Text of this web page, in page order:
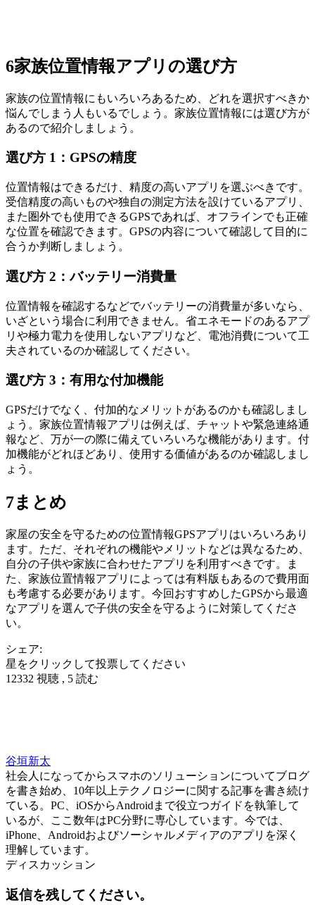
6家族位置情報アプリの選び方
家族の位置情報にもいろいろあるため、どれを選択すべきか
悩んでしまう人もいるでしょう。家族位置情報には選び方が
あるので紹介しましょう。
選び方 1：GPSの精度
位置情報はできるだけ、精度の高いアプリを選ぶべきです。
受信精度の高いものや独自の測定方法を設けているアプリ、
また圏外でも使用できるGPSであれば、オフラインでも正確
な位置を確認できます。GPSの内容について確認して目的に
合うか判断しましょう。
選び方 2：バッテリー消費量
位置情報を確認するなどでバッテリーの消費量が多いなら、
いざという場合に利用できません。省エネモードのあるアプ
リや極力電力を使用しないアプリなど、電池消費について工
夫されているのか確認してください。
選び方 3：有用な付加機能
GPSだけでなく、付加的なメリットがあるのかも確認しまし
ょう。家族位置情報アプリは例えば、チャットや緊急連絡通
報など、万が一の際に備えていろいろな機能があります。付
加機能がどれほどあり、使用する価値があるのか確認しまし
ょう。
7まとめ
家屋の安全を守るための位置情報GPSアプリはいろいろあり
ます。ただ、それぞれの機能やメリットなどは異なるため、
自分の子供や家族に合わせたアプリを利用すべきです。ま
た、家族位置情報アプリによっては有料版もあるので費用面
も考慮する必要があります。今回おすすめしたGPSから最適
なアプリを選んで子供の安全を守るように対策してくださ
い。
シェア:
星をクリックして投票してください
12332 視聴 , 5 読む
谷垣新太
社会人になってからスマホのソリューションについてブログ
を書き始め、10年以上テクノロジーに関する記事を書き続け
ている。PC、iOSからAndroidまで役立つガイドを執筆して
いるが、ここ数年はPC分野に専心しています。今では、
iPhone、Androidおよびソーシャルメディアのアプリを深く
理解しています。
ディスカッション
返信を残してください。